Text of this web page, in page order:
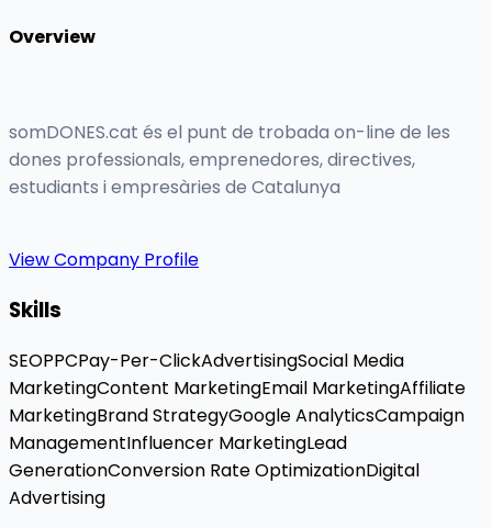
Overview
somDONES.cat és el punt de trobada on-line de les
dones professionals, emprenedores, directives,
estudiants i empresàries de Catalunya
View Company Profile
Skills
SEOPPCPay-Per-ClickAdvertisingSocial Media
MarketingContent MarketingEmail MarketingAffiliate
MarketingBrand StrategyGoogle AnalyticsCampaign
ManagementInfluencer MarketingLead
GenerationConversion Rate OptimizationDigital
Advertising